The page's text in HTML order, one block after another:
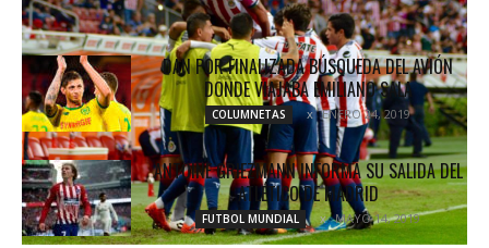
DAN POR FINALIZADA BÚSQUEDA DEL AVIÓN
DONDE VIAJABA EMILIANO SALA
COLUMNETAS ENERO 24, 2019
ANTOINE GRIEZMANN INFORMA SU SALIDA DEL
ATLÉTICO DE MADRID
FUTBOL MUNDIAL MAYO 14, 2019